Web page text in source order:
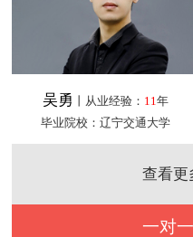
吴勇 丨从业经验： 11年
毕业院校：辽宁交通大学
查看更
一对